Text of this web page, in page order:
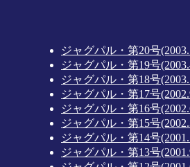
ジャグパル・第20号
ジャグパル・第19号
ジャグパル・第18号
ジャグパル・第17号
ジャグパル・第16号
ジャグパル・第15号
ジャグパル・第14号
ジャグパル・第13号